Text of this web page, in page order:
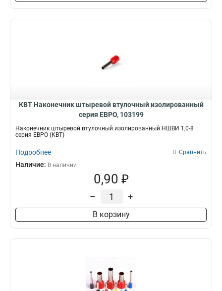
КВТ Наконечник штыревой втулочный изолированный
серия ЕВРО, 103199
Наконечник штыревой втулочный изолированный НШВИ 1,0-8
серия ЕВРО (КВТ)
Подробнее Сравнить
Наличие: В наличии
0,90 ₽
– +
В корзину